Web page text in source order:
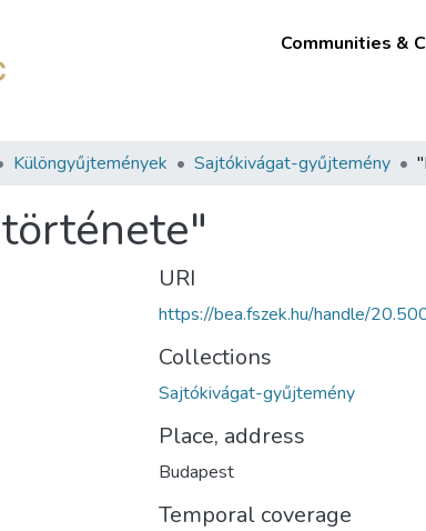
Communities &
Különgyűjtemények Sajtókivágat-gyűjtemény
URI
https://bea.fszek.hu/handle/
Collections
Sajtókivágat-gyűjtemény
Place, address
Budapest
Temporal coverage